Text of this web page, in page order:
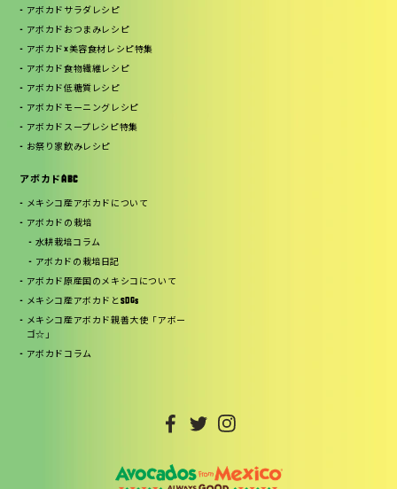
アボカドサラダレシピ
アボカドおつまみレシピ
アボカド×美容食材レシピ特集
アボカド食物繊維レシピ
アボカド低糖質レシピ
アボカドモーニングレシピ
アボカドスープレシピ特集
お祭り家飲みレシピ
アボカドABC
メキシコ産アボカドについて
アボカドの栽培
水耕栽培コラム
アボカドの栽培日記
アボカド原産国のメキシコについて
メキシコ産アボカドとSDGs
メキシコ産アボカド親善大使「アボー
ゴ☆」
アボカドコラム